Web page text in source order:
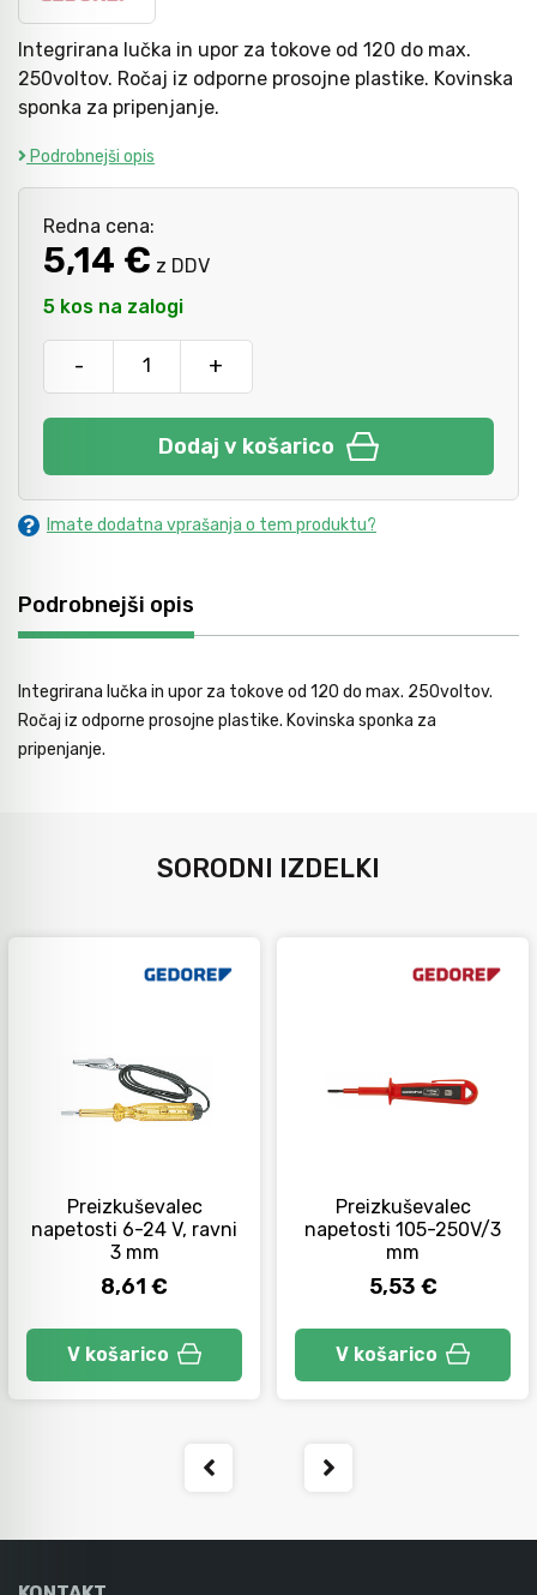
Integrirana lučka in upor za tokove od 120 do max.
250voltov. Ročaj iz odporne prosojne plastike. Kovinska
sponka za pripenjanje.
Podrobnejši opis
5 kos na zalogi
Redna cena:
5,14 € z DDV
- +
Dodaj v košarico
Imate dodatna vprašanja o tem produktu?
Podrobnejši opis
Integrirana lučka in upor za tokove od 120 do max. 250voltov.
Ročaj iz odporne prosojne plastike. Kovinska sponka za
pripenjanje.
SORODNI IZDELKI
Preizkuševalec
napetosti 6-24 V, ravni
3 mm
8,61 €
V košarico
Preizkuševalec
napetosti 105-250V/3
mm
5,53 €
V košarico
Kladiva
Točkala, dleta, luknjači in pile
Vzvodi in primeži
Škarje, noži in žage
Krivilci cevi
Tesarsko orodje
Dom in vrt
Neiskreče orodje
Mazanje